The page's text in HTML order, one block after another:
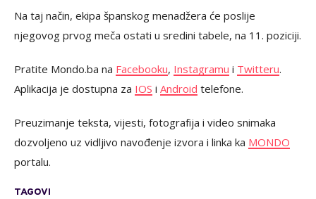
Na taj način, ekipa španskog menadžera će poslije
njegovog prvog meča ostati u sredini tabele, na 11. poziciji.
Pratite Mondo.ba na Facebooku, Instagramu i Twitteru.
Aplikacija je dostupna za IOS i Android telefone.
Preuzimanje teksta, vijesti, fotografija i video snimaka
dozvoljeno uz vidljivo navođenje izvora i linka ka MONDO
portalu.
TAGOVI